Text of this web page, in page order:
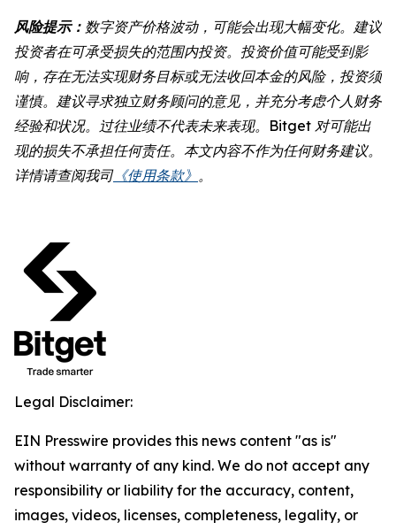
风险提示： 数字资产价格波动，可能会出现大幅变化。建议
投资者在可承受损失的范围内投资。投资价值可能受到影
响，存在无法实现财务目标或无法收回本金的风险，投资须
谨慎。建议寻求独立财务顾问的意见，并充分考虑个人财务
经验和状况。过往业绩不代表未来表现。Bitget 对可能出
现的损失不承担任何责任。本文内容不作为任何财务建议。
详情请查阅我司《使用条款》 。
Legal Disclaimer:
EIN Presswire provides this news content "as is"
without warranty of any kind. We do not accept any
responsibility or liability for the accuracy, content,
images, videos, licenses, completeness, legality, or